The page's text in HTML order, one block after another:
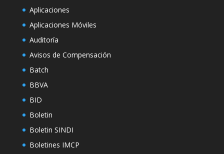
Aplicaciones
Aplicaciones Móviles
Auditoría
Avisos de Compensación
Batch
BBVA
BID
Boletin
Boletin SINDI
Boletines IMCP